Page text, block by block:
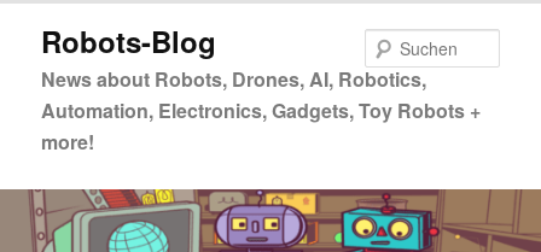
primären
springen
sekundären
springen
Robots-Blog
News about Robots, Drones, AI, Robotics,
Automation, Electronics, Gadgets, Toy Robots +
more!